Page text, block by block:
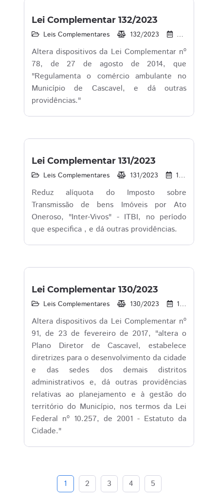
Lei Complementar 132/2023
Leis Complementares 132/2023 23/08/2023
Altera dispositivos da Lei Complementar nº
78, de 27 de agosto de 2014, que
"Regulamenta o comércio ambulante no
Município de Cascavel, e dá outras
providências."
Lei Complementar 131/2023
Leis Complementares 131/2023 11/08/2023
Reduz alíquota do Imposto sobre
Transmissão de bens Imóveis por Ato
Oneroso, "Inter-Vivos" - ITBI, no período
que especifica , e dá outras providências.
Lei Complementar 130/2023
Leis Complementares 130/2023 14/06/2023
Altera dispositivos da Lei Complementar nº
91, de 23 de fevereiro de 2017, "altera o
Plano Diretor de Cascavel, estabelece
diretrizes para o desenvolvimento da cidade
e das sedes dos demais distritos
administrativos e, dá outras providências
relativas ao planejamento e à gestão do
território do Município, nos termos da Lei
Federal nº 10.257, de 2001 - Estatuto da
Cidade."
1 2 3 4 5